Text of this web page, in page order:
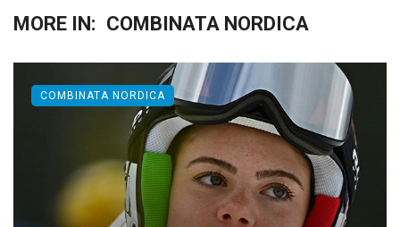
MORE IN: COMBINATA NORDICA
COMBINATA NORDICA